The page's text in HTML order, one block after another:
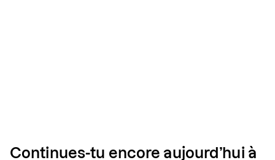
Continues-tu encore aujourd’hui à